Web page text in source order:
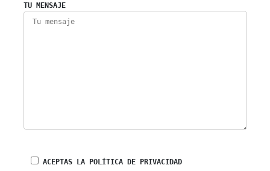
TU MENSAJE
ACEPTAS LA POLÍTICA DE PRIVACIDAD